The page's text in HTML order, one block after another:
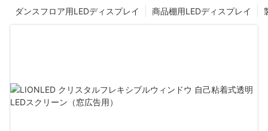
商品棚用LEDディスプレイ
ダンスフロア用LEDディスプレイ